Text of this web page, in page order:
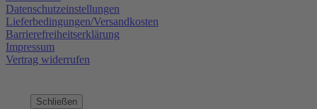
Datenschutzeinstellungen
Lieferbedingungen/Versandkosten
Barrierefreiheitserklärung
Impressum
Vertrag widerrufen
Schließen